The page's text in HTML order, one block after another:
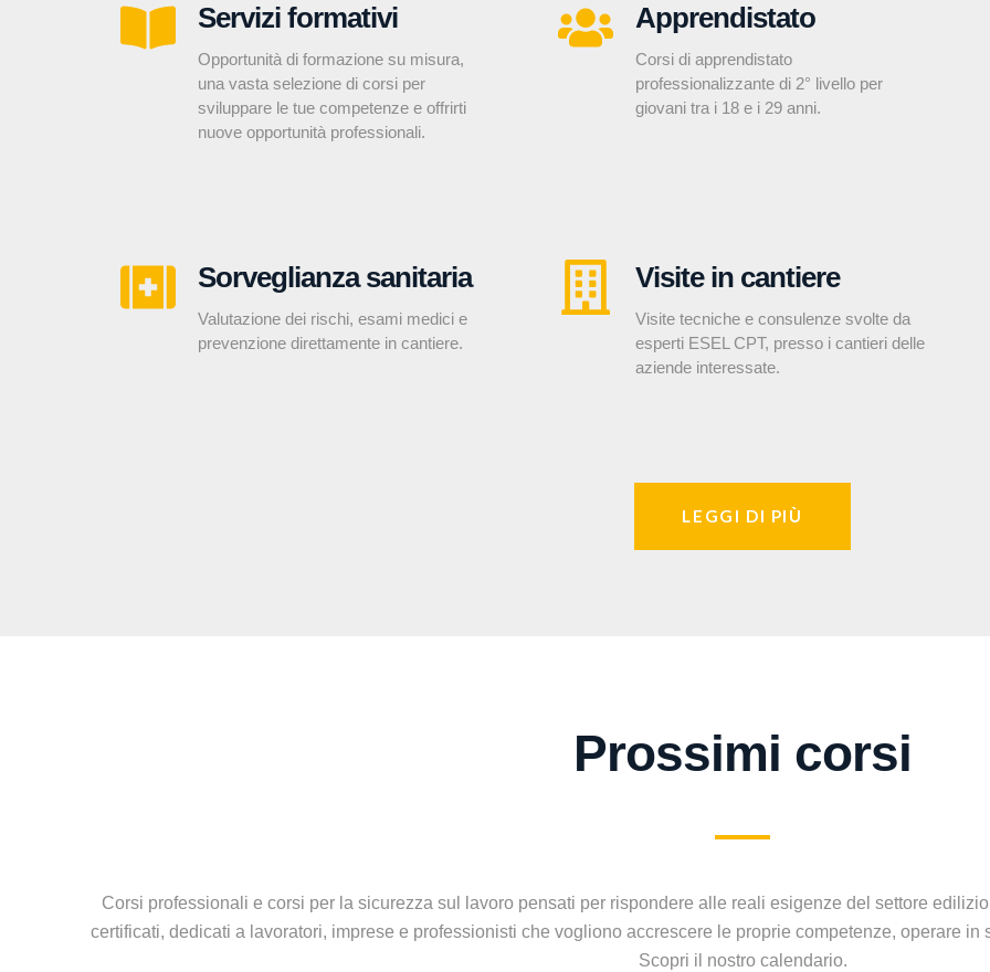
Servizi formativi
Opportunità di formazione su misura,
una vasta selezione di corsi per
sviluppare le tue competenze e offrirti
nuove opportunità professionali.
Apprendistato
Corsi di apprendistato
professionalizzante di 2° livello per
giovani tra i 18 e i 29 anni.
Sorveglianza sanitaria
Valutazione dei rischi, esami medici e
prevenzione direttamente in cantiere.
Visite in cantiere
Visite tecniche e consulenze svolte da
esperti ESEL CPT, presso i cantieri delle
aziende interessate.
LEGGI DI PIÙ
Prossimi corsi
Corsi professionali e corsi per la sicurezza sul lavoro pensati per rispondere alle reali esigenze del settore
certificati, dedicati a lavoratori, imprese e professionisti che vogliono accrescere le proprie competenze, operare
Scopri il nostro calendario.